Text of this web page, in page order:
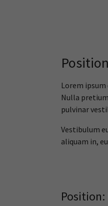
Lorem
Nulla
pulvinar
Vestibulum
aliquam in,